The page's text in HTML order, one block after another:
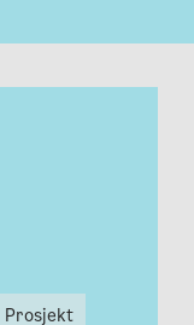
Prosjekt